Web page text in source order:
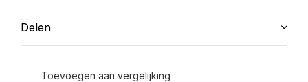
Delen
Toevoegen aan vergelijking